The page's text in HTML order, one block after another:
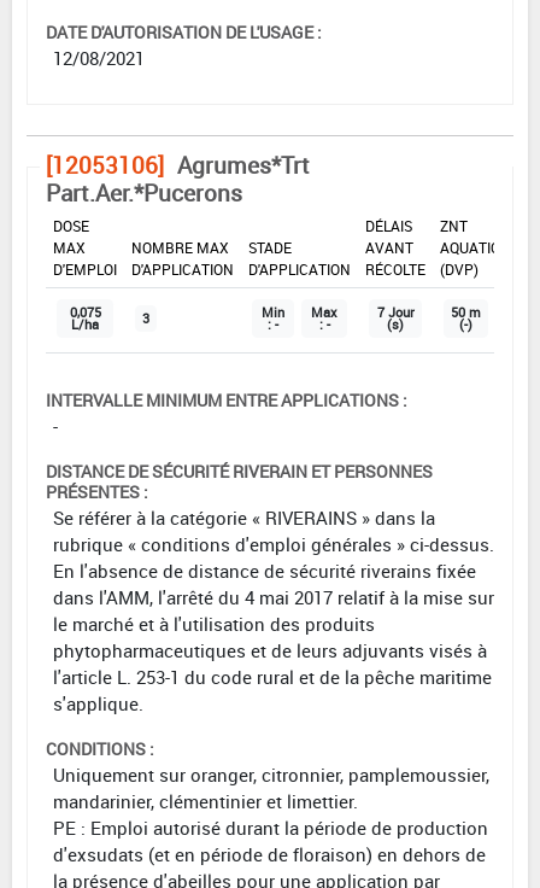
DATE D'AUTORISATION DE L'USAGE :
12/08/2021
[12053106] Agrumes*Trt
Part.Aer.*Pucerons
DOSE
MAX
D'EMPLOI
NOMBRE MAX
D'APPLICATION
STADE
D'APPLICATION
DÉLAIS
AVANT
RÉCOLTE
ZNT
AQUATIQUE
(DVP)
0,075
L/ha 3 Min
: -
Max
: -
7 Jour
(s)
50 m
(-)
INTERVALLE MINIMUM ENTRE APPLICATIONS :
-
DISTANCE DE SÉCURITÉ RIVERAIN ET PERSONNES
PRÉSENTES :
Se référer à la catégorie « RIVERAINS » dans la
rubrique « conditions d'emploi générales » ci-dessus.
En l'absence de distance de sécurité riverains fixée
dans l'AMM, l'arrêté du 4 mai 2017 relatif à la mise sur
le marché et à l'utilisation des produits
phytopharmaceutiques et de leurs adjuvants visés à
l'article L. 253-1 du code rural et de la pêche maritime
s'applique.
CONDITIONS :
Uniquement sur oranger, citronnier, pamplemoussier,
mandarinier, clémentinier et limettier.
PE : Emploi autorisé durant la période de production
d'exsudats (et en période de floraison) en dehors de
la présence d'abeilles pour une application par